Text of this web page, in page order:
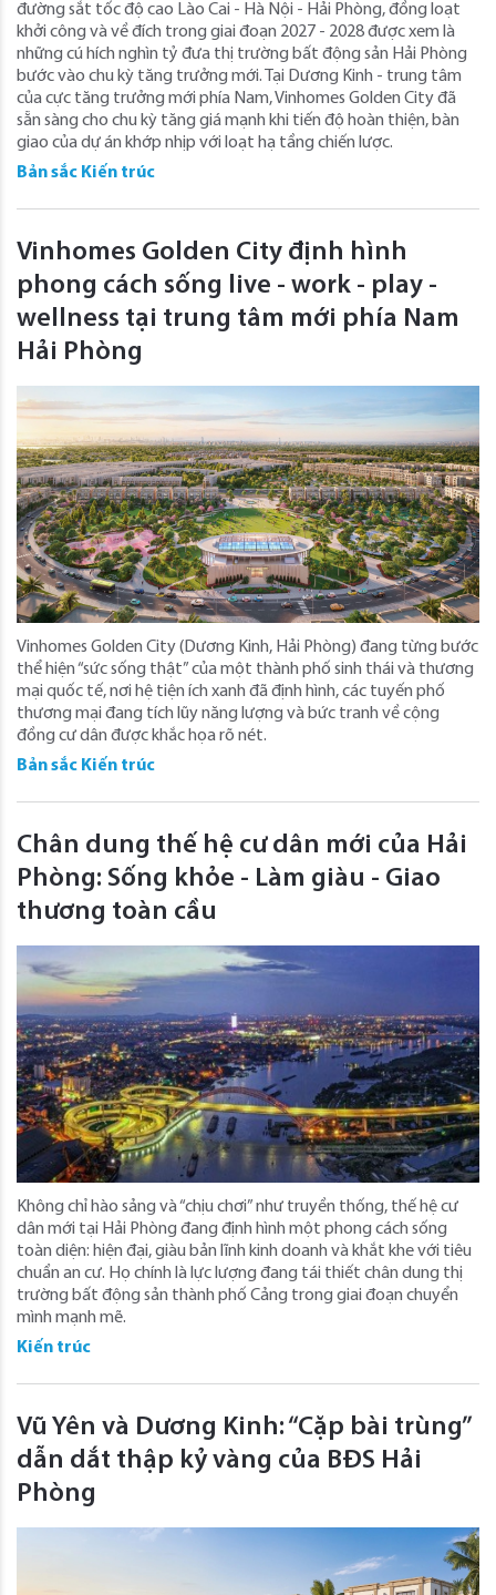
đường sắt tốc độ cao Lào Cai - Hà Nội - Hải Phòng, đồng loạt
khởi công và về đích trong giai đoạn 2027 - 2028 được xem là
những cú hích nghìn tỷ đưa thị trường bất động sản Hải Phòng
bước vào chu kỳ tăng trưởng mới. Tại Dương Kinh - trung tâm
của cực tăng trưởng mới phía Nam, Vinhomes Golden City đã
sẵn sàng cho chu kỳ tăng giá mạnh khi tiến độ hoàn thiện, bàn
giao của dự án khớp nhịp với loạt hạ tầng chiến lược.
Bản sắc Kiến trúc
Vinhomes Golden City định hình
phong cách sống live - work - play -
wellness tại trung tâm mới phía Nam
Hải Phòng
Vinhomes Golden City (Dương Kinh, Hải Phòng) đang từng bước
thể hiện “sức sống thật” của một thành phố sinh thái và thương
mại quốc tế, nơi hệ tiện ích xanh đã định hình, các tuyến phố
thương mại đang tích lũy năng lượng và bức tranh về cộng
đồng cư dân được khắc họa rõ nét.
Bản sắc Kiến trúc
Chân dung thế hệ cư dân mới của Hải
Phòng: Sống khỏe - Làm giàu - Giao
thương toàn cầu
Không chỉ hào sảng và “chịu chơi” như truyền thống, thế hệ cư
dân mới tại Hải Phòng đang định hình một phong cách sống
toàn diện: hiện đại, giàu bản lĩnh kinh doanh và khắt khe với tiêu
chuẩn an cư. Họ chính là lực lượng đang tái thiết chân dung thị
trường bất động sản thành phố Cảng trong giai đoạn chuyển
mình mạnh mẽ.
Kiến trúc
Vũ Yên và Dương Kinh: “Cặp bài trùng”
dẫn dắt thập kỷ vàng của BĐS Hải
Phòng